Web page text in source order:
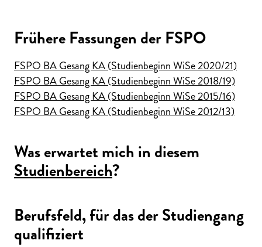
Frühere Fassungen der FSPO
FSPO BA Gesang KA (Studienbeginn WiSe 2020/21)
FSPO BA Gesang KA (Studienbeginn WiSe 2018/19)
FSPO BA Gesang KA (Studienbeginn WiSe 2015/16)
FSPO BA Gesang KA (Studienbeginn WiSe 2012/13)
Was erwartet mich in diesem
Studienbereich?
Berufsfeld, für das der Studiengang
qualifiziert